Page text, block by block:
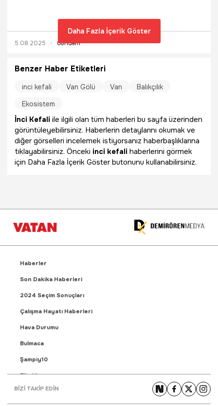
5.08.2025 Gündem
Daha Fazla İçerik Göster
Benzer Haber Etiketleri
inci kefali Van Gölü Van
Balıkçılık
Ekosistem
İnci Kefali ile ilgili olan tüm haberleri bu sayfa üzerinden
görüntüleyebilirsiniz. Haberlerin detaylarını okumak ve
diğer görselleri incelemek istiyorsanız haberbaşlıklarına
tıklayabilirsiniz. Önceki inci kefali haberlerini görmek
için Daha Fazla İçerik Göster butonunu kullanabilirsiniz.
Haberler
Son Dakika Haberleri
2024 Seçim Sonuçları
Çalışma Hayatı Haberleri
Hava Durumu
Bulmaca
Şampiy10
Fikstür
Puan Durumu
BİZİ TAKİP EDİN